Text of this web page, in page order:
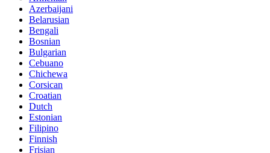
Azerbaijani
Belarusian
Bengali
Bosnian
Bulgarian
Cebuano
Chichewa
Corsican
Croatian
Dutch
Estonian
Filipino
Finnish
Frisian